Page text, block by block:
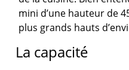
mini d’une hauteur de
plus grands hauts
La capacité